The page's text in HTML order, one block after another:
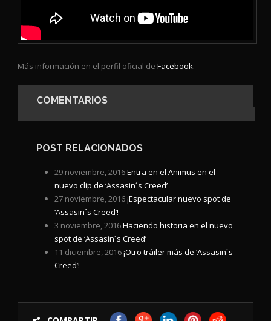
Más información en el perfil oficial de Facebook.
COMENTARIOS
POST RELACIONADOS
29 noviembre, 2016Entra en el Animus en el
nuevo clip de ‘Assasin´s Creed’
27 noviembre, 2016¡Espectacular nuevo spot de
‘Assasin´s Creed’!
3 noviembre, 2016Haciendo historia en el nuevo
spot de ‘Assasin´s Creed’
11 diciembre, 2016¡Otro tráiler más de ‘Assasin`s
Creed’!